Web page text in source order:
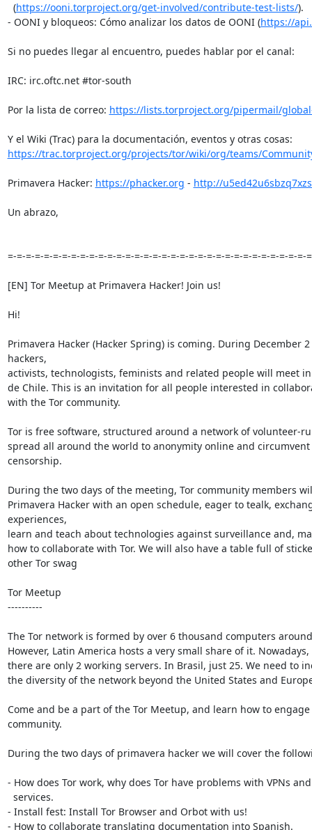
  (
https://ooni.torproject.org/get-involved/contribute-test-lists/).
- OONI y bloqueos: Cómo analizar los datos de OONI (https://
Si no puedes llegar al encuentro, puedes hablar por el canal:
IRC: irc.oftc.net #tor-south
Por la lista de correo: https://lists.torproject.org/pipermail/
https://trac.torproject.org/projects/tor/wiki/org/teams/
Primavera Hacker: https://phacker.org - http://
Un abrazo,
=-=-=-=-=-=-=-=-=-=-=-=-=-=-=-=-=-=-=-=-=-=-=-=-=-=-=-=-=-=-=-=-=-
[EN] Tor Meetup at Primavera Hacker! Join us!
Hi!
Primavera Hacker (Hacker Spring) is coming. During December
hackers,
activists, technologists, feminists and related people will meet
de Chile. This is an invitation for all people interested in
with the Tor community.
Tor is free software, structured around a network of volunteer-
spread all around the world to anonymity online and
censorship.
During the two days of the meeting, Tor community members
Primavera Hacker with an open schedule, eager to tealk,
experiences,
learn and teach about technologies against surveillance and,
how to collaborate with Tor. We will also have a table full of
other Tor swag
Tor Meetup
----------
The Tor network is formed by over 6 thousand computers
However, Latin America hosts a very small share of it.
there are only 2 working servers. In Brasil, just 25. We need to
the diversity of the network beyond the United States and
Come and be a part of the Tor Meetup, and learn how to
community.
During the two days of primavera hacker we will cover the
- How does Tor work, why does Tor have problems with VPNs
- Install fest: Install Tor Browser and Orbot with us!
- How to collaborate translating documentation into Spanish.